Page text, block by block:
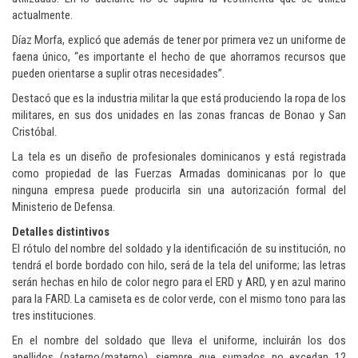
actualmente.
Díaz Morfa, explicó que además de tener por primera vez un uniforme de
faena único, “es importante el hecho de que ahorramos recursos que
pueden orientarse a suplir otras necesidades”.
Destacó que es la industria militar la que está produciendo la ropa de los
militares, en sus dos unidades en las zonas francas de Bonao y San
Cristóbal.
La tela es un diseño de profesionales dominicanos y está registrada
como propiedad de las Fuerzas Armadas dominicanas por lo que
ninguna empresa puede producirla sin una autorización formal del
Ministerio de Defensa.
Detalles distintivos
El rótulo del nombre del soldado y la identificación de su institución, no
tendrá el borde bordado con hilo, será de la tela del uniforme; las letras
serán hechas en hilo de color negro para el ERD y ARD, y en azul marino
para la FARD. La camiseta es de color verde, con el mismo tono para las
tres instituciones.
En el nombre del soldado que lleva el uniforme, incluirán los dos